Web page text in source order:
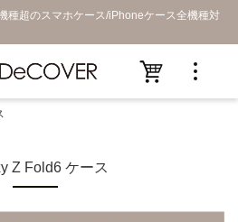
種超のスマホケース/iPhoneケース全機種対
Z Fold6 ケース